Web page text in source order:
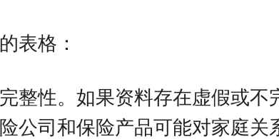
表格：
整性。如果资料存在虚假或不
公司和保险产品可能对家庭关